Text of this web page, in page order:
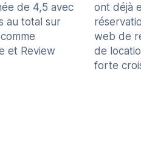
de 4,5 avec
au total sur
et Review
ont déjà
web de
de
forte